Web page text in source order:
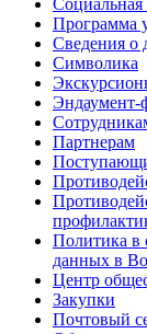
Социальная
Программа
Сведения о
Символика
Эндаумент-
Партнерам
Политика в
данных в
Центр
Закупки
Почтовый